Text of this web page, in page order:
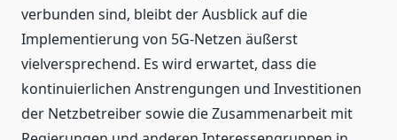
verbunden sind, bleibt der Ausblick auf die
Implementierung von 5G-Netzen äußerst
vielversprechend. Es wird erwartet, dass die
kontinuierlichen Anstrengungen und Investitionen
der Netzbetreiber sowie die Zusammenarbeit mit